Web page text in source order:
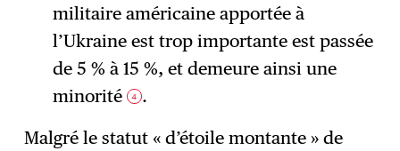
militaire américaine apportée à
l’Ukraine est trop importante est passée
de 5 % à 15 %, et demeure ainsi une
minorité
4 .
Malgré le statut « d’étoile montante » de